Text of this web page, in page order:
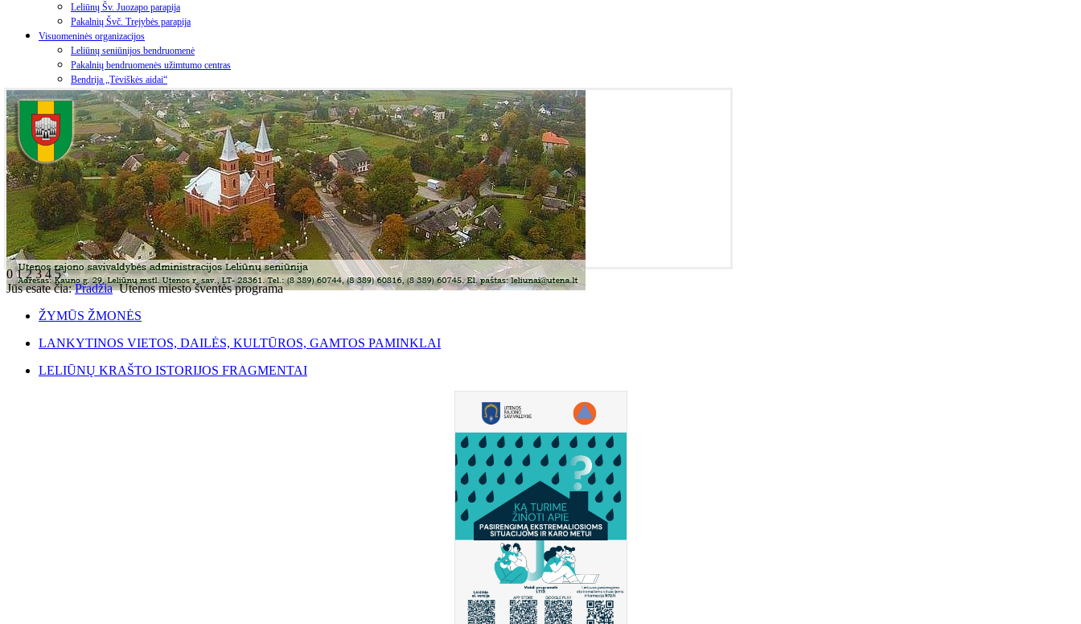
Leliūnų Šv. Juozapo parapija
Pakalnių Švč. Trejybės parapija
Visuomeninės organizacijos
Leliūnų seniūnijos bendruomenė
Pakalnių bendruomenės užimtumo centras
Bendrija „Tėviškės aidai“
012345
Jūs esate čia:Pradžia Utenos miesto šventės programa
ŽYMŪS ŽMONĖS
LANKYTINOS VIETOS, DAILĖS, KULTŪROS, GAMTOS PAMINKLAI
LELIŪNŲ KRAŠTO ISTORIJOS FRAGMENTAI